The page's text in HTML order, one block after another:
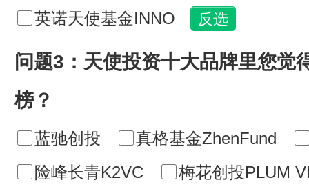
英诺天使基金INNO
问题3：天使投资十大品牌里您觉
榜？
蓝驰创投
真格基金ZhenFund
险峰长青K2VC
梅花创投PLUM